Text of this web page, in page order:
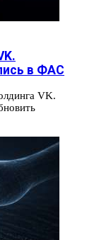
в ФАС
VK.